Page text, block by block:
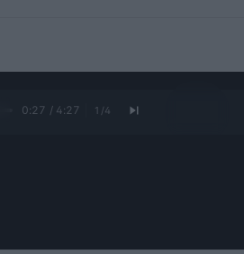
0:28 / 4:27 1 /4